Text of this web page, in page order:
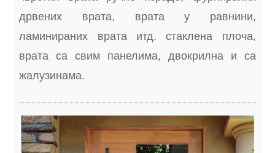
дрвених врата, врата у равнини,
ламинираних врата итд. стаклена плоча,
врата са свим панелима, двокрилна и са
жалузинама.